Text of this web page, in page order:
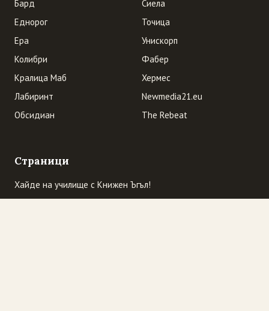
Бард
Еднорог
Ера
Колибри
Кралица Маб
Лабиринт
Обсидиан
Сиела
Точица
Унискорп
Фабер
Хермес
Newmedia21.eu
The Rebeat
Страници
Хайде на училище с Книжен Ъгъл!